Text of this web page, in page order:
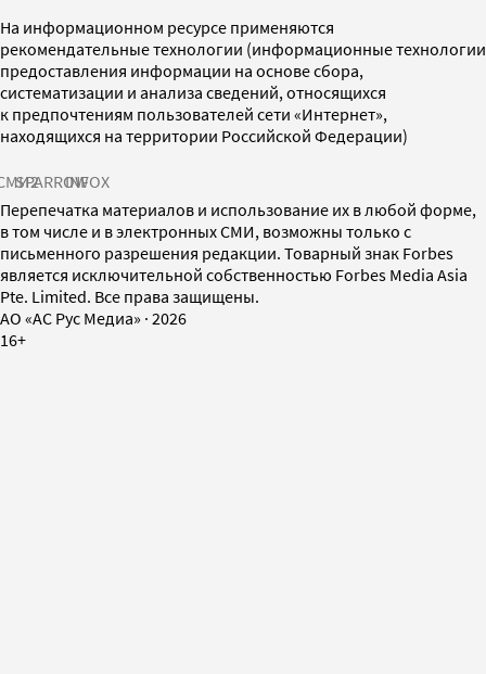
На информационном ресурсе применяются
рекомендательные технологии (информационные технологии
предоставления информации на основе сбора,
систематизации и анализа сведений, относящихся
к предпочтениям пользователей сети «Интернет»,
находящихся на территории Российской Федерации)
SPARROWINFOX
Перепечатка материалов и использование их в любой форме,
в том числе и в электронных СМИ, возможны только с
письменного разрешения редакции. Товарный знак Forbes
является исключительной собственностью Forbes Media Asia
Pte. Limited. Все права защищены.
AO «АС Рус Медиа» · 2026
16+